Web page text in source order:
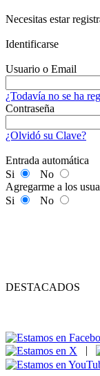
Necesitas estar
Identificarse
Usuario o Email
¿Todavía no se ha
Contraseña
¿Olvidó su Clave?
Entrada automática
Si
No
Agregarme a los
Si
No
DESTACADOS
|